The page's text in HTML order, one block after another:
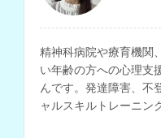
精神科病院や療育機関
い年齢の方への心理支
んです。発達障害、不
ャルスキルトレーニン